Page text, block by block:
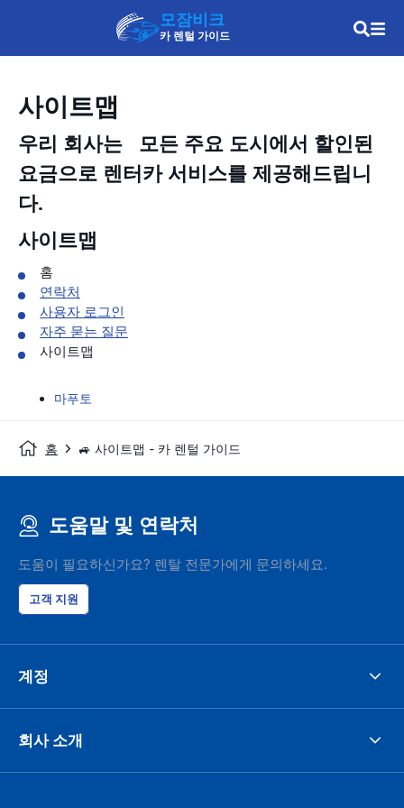
모잠비크
카 렌털 가이드
사이트맵
우리 회사는
모든 주요 도시에서 할인된
요금으로 렌터카 서비스를 제공해드립니
다.
사이트맵
홈
연락처
사용자 로그인
자주 묻는 질문
사이트맵
마푸토
홈 🚙 사이트맵 - 카 렌털 가이드
도움말 및 연락처
도움이 필요하신가요? 렌탈 전문가에게 문의하세요.
고객 지원
계정
회사 소개